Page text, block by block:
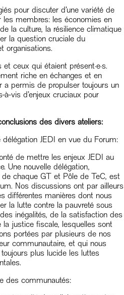
pour discuter d’une variété de
membres: les économies en
la culture, la résilience climatique
la question cruciale du
organisations.
ceux qui étaient présent·e·s.
riche en échanges et en
a permis de propulser toujours un
à-vis d’enjeux cruciaux pour
des divers ateliers:
JEDI en vue du Forum:
de mettre les enjeux JEDI au
Une nouvelle délégation,
chaque GT et Pôle de TeC, est
Nos discussions ont par ailleurs
différentes manières dont nous
la lutte contre la pauvreté sous
inégalités, de la satisfaction des
la justice fiscale, lesquelles sont
portées par plusieurs de nos
communautaire, et qui nous
plus lucide les luttes
des communautés: